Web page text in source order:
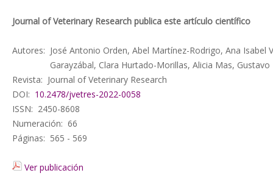
Journal of Veterinary Research publica este artículo científico
Autores: José Antonio Orden, Abel Martínez-Rodrigo, Ana Isabel
Garayzábal, Clara Hurtado-Morillas, Alicia Mas,
Revista: Journal of Veterinary Research
DOI: 10.2478/jvetres-2022-0058
ISSN: 2450-8608
Numeración: 66
Páginas: 565 - 569
Ver publicación